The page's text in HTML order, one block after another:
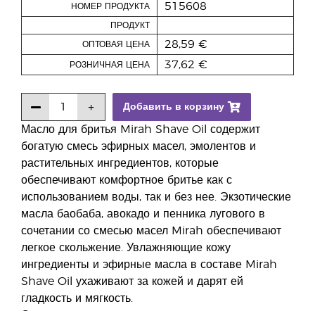
Масло для бритья Mirah Shave Oil содержит
богатую смесь эфирных масел, эмолентов и
растительных ингредиентов, которые
обеспечивают комфортное бритье как с
использованием воды, так и без нее. Экзотические
масла баобаба, авокадо и пенника лугового в
сочетании со смесью масел Mirah обеспечивают
легкое скольжение. Увлажняющие кожу
ингредиенты и эфирные масла в составе Mirah
Shave Oil ухаживают за кожей и дарят ей
гладкость и мягкость.
НОМЕР ПРОДУКТА 515608
ПРОДУКТ
ОПТОВАЯ ЦЕНА 28,59 €
РОЗНИЧНАЯ ЦЕНА 37,62 €
Добавить в корзину